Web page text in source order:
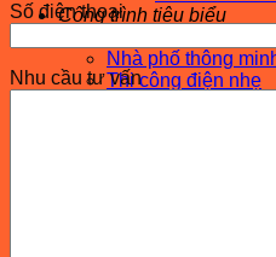
Công trình tiêu biểu
Nhà phố thông
Thi công điện nhẹ
Số điện thoại
Nhu cầu tư vấn